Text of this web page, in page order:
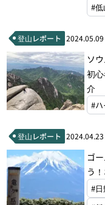
#低
登山レポート 2024.05.09
ソ
初
介
#
登山レポート 2024.04.23
ゴ
う
#